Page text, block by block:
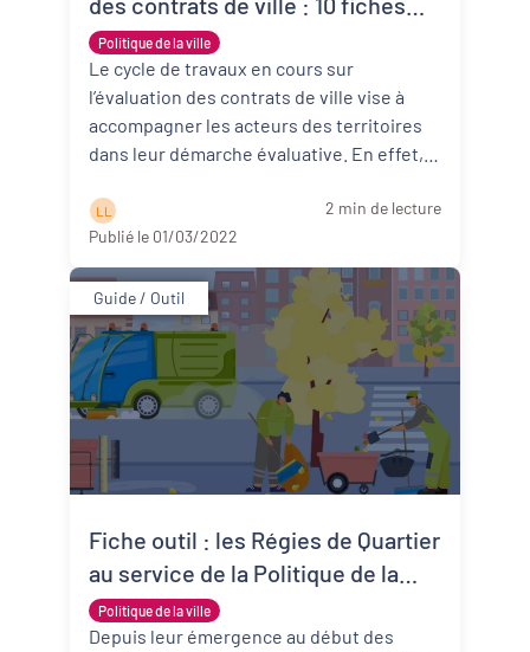
Revitalisation des centres-bourgs et
centres-villes
Dynamiques territoriales pour l’emploi
Transitions
Date de publication
Politique de la ville
pratiques pour vous accompagner
dans la conception de l’évaluation
Le cycle de travaux en cours sur
l’évaluation des contrats de ville vise à
accompagner les acteurs des territoires
dans leur démarche évaluative. En effet,
suite
L L
2 min de lecture
Publié le 01/03/2022
Guide / Outil
Politique de la ville
Fiche outil : les Régies de Quartier
au service de la Politique de la
ville
Depuis leur émergence au début des